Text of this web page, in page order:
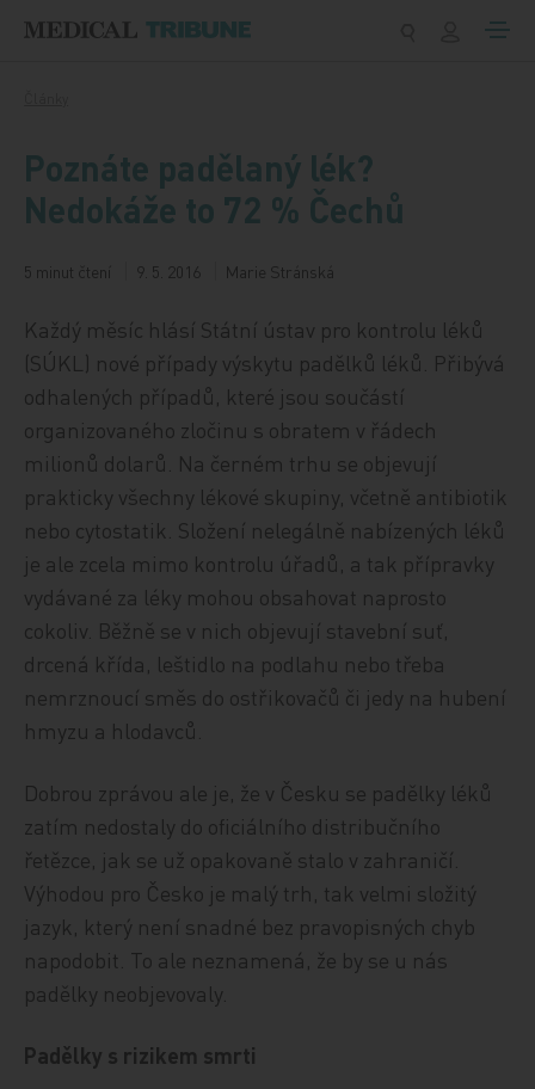
Poznáte padělaný lék?
Nedokáže to 72 % Čechů
5 minut čtení 9. 5. 2016 Marie Stránská
Každý měsíc hlásí Státní ústav pro kontrolu léků
(SÚKL) nové případy výskytu padělků léků. Přibývá
odhalených případů, které jsou součástí
organizovaného zločinu s obratem v řádech
milionů dolarů. Na černém trhu se objevují
prakticky všechny lékové skupiny, včetně antibiotik
nebo cytostatik. Složení nelegálně nabízených léků
je ale zcela mimo kontrolu úřadů, a tak přípravky
vydávané za léky mohou obsahovat naprosto
cokoliv. Běžně se v nich objevují stavební suť,
drcená křída, leštidlo na podlahu nebo třeba
nemrznoucí směs do ostřikovačů či jedy na hubení
hmyzu a hlodavců.
Dobrou zprávou ale je, že v Česku se padělky léků
zatím nedostaly do oficiálního distribučního
řetězce, jak se už opakovaně stalo v zahraničí.
Výhodou pro Česko je malý trh, tak velmi složitý
jazyk, který není snadné bez pravopisných chyb
napodobit. To ale neznamená, že by se u nás
padělky neobjevovaly.
Padělky s rizikem smrti